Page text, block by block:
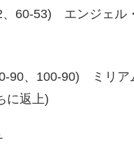
60-53) エンジェル
90、100-90) ミリア
に返上)